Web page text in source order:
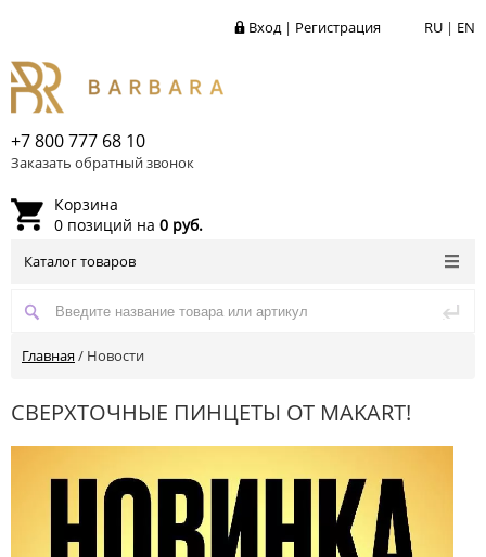
RU | EN
Вход| Регистрация
+7 800 777 68 10
Заказать обратный звонок
Корзина
0 позиций на 0 руб.
Каталог товаров
Главная / Новости
СВЕРХТОЧНЫЕ ПИНЦЕТЫ ОТ MAKART!